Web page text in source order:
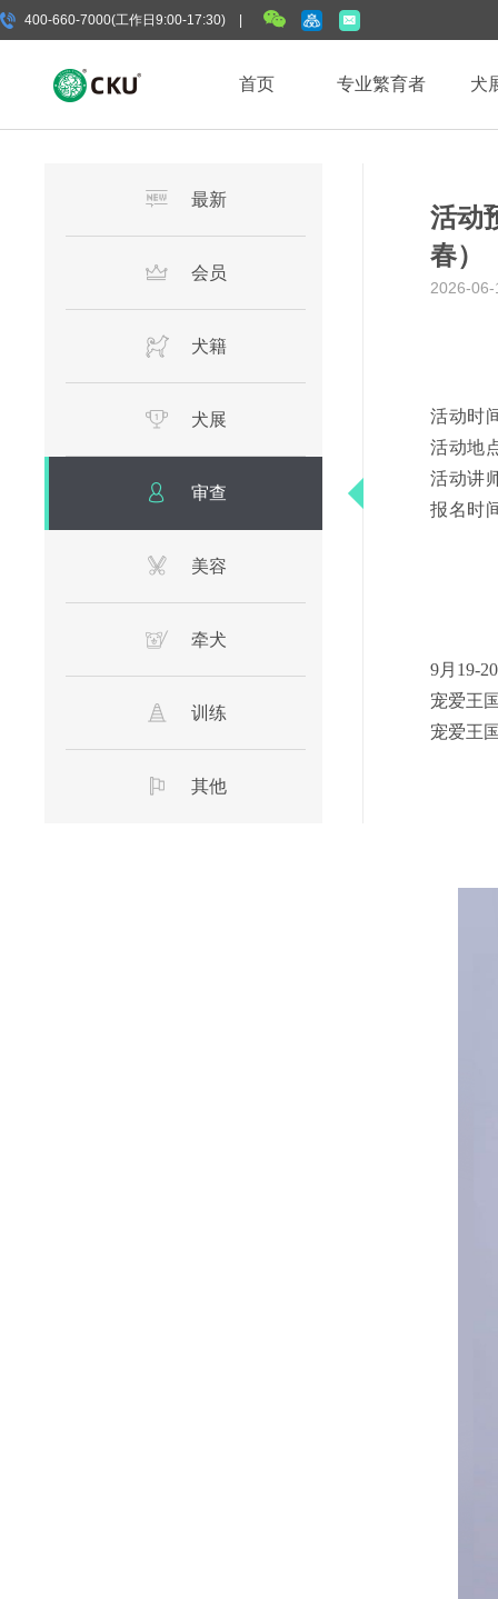
400-660-7000(工作日9:00-17:30) |
首页 专业繁育者 犬
最新
会员
犬籍
犬展
审查
美容
牵犬
训练
其他
活动
春）
2026-
活动时
活动地
活动讲
报名时
9月19-
宠爱王
宠爱王